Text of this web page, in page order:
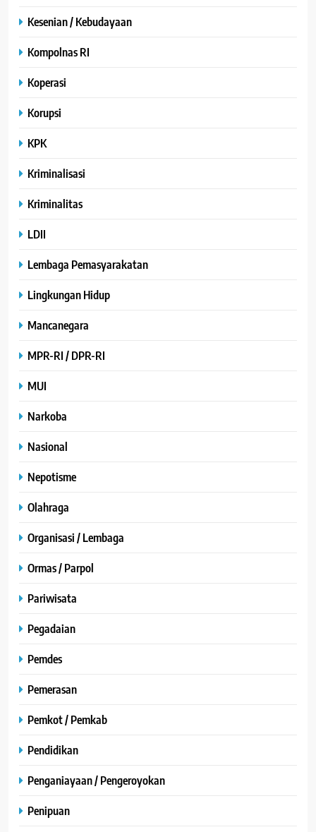
Kesenian / Kebudayaan
Kompolnas RI
Koperasi
Korupsi
KPK
Kriminalisasi
Kriminalitas
LDII
Lembaga Pemasyarakatan
Lingkungan Hidup
Mancanegara
MPR-RI / DPR-RI
MUI
Narkoba
Nasional
Nepotisme
Olahraga
Organisasi / Lembaga
Ormas / Parpol
Pariwisata
Pegadaian
Pemdes
Pemerasan
Pemkot / Pemkab
Pendidikan
Penganiayaan / Pengeroyokan
Penipuan